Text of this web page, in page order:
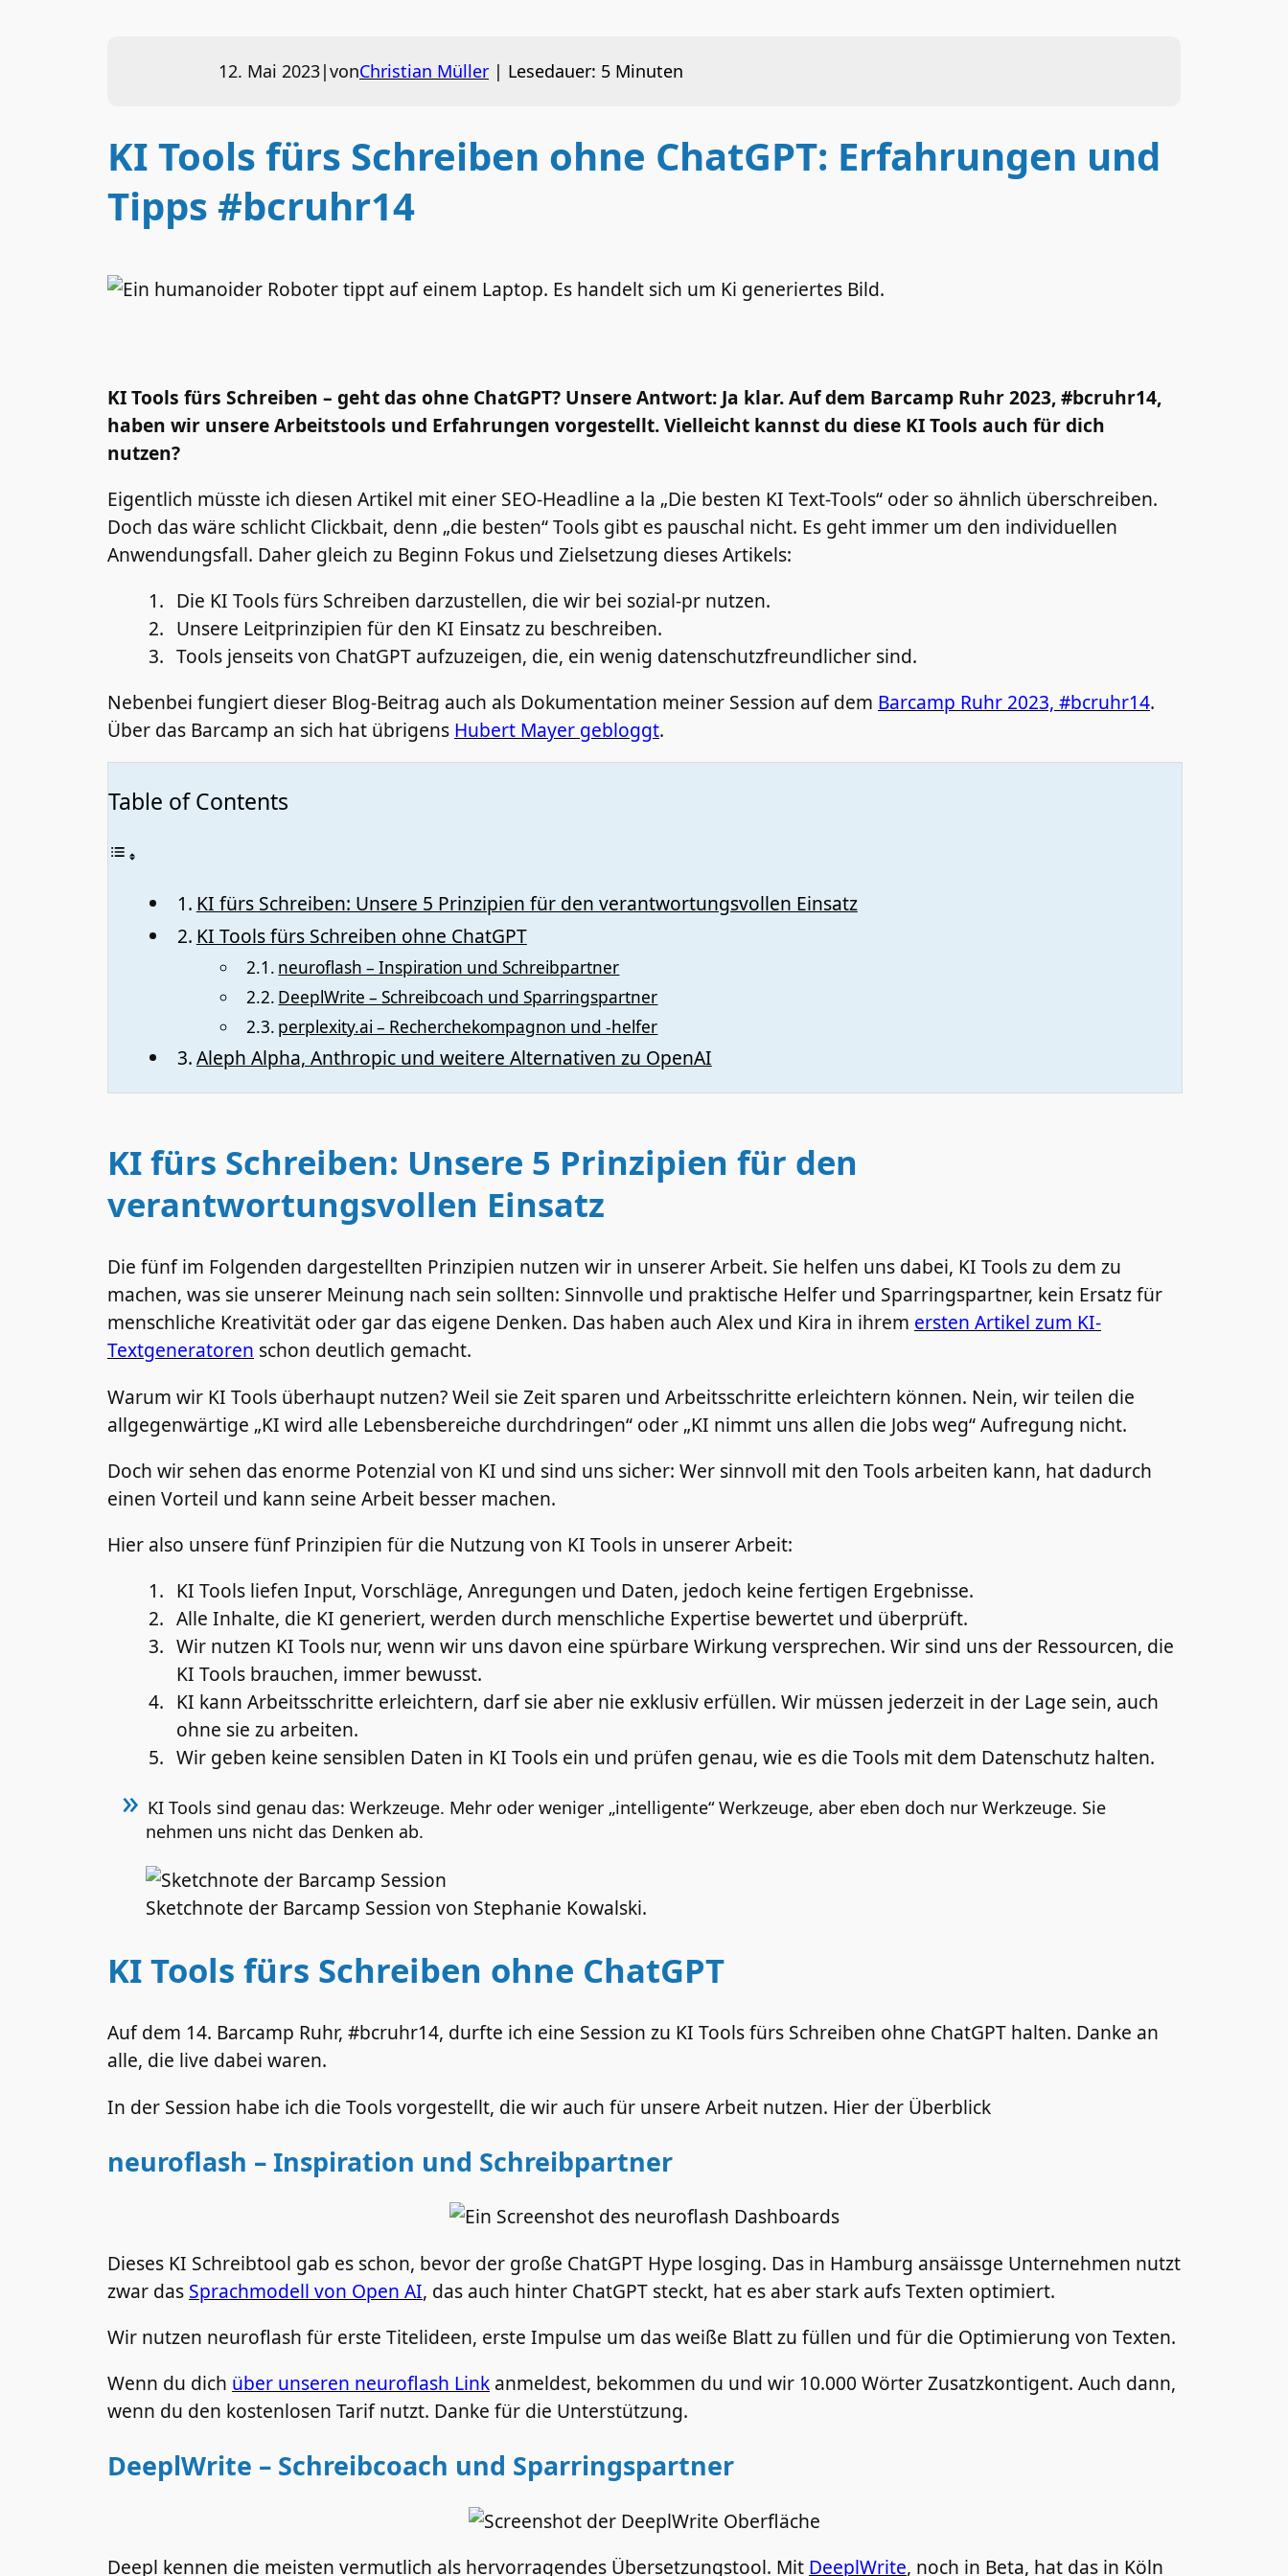
12. Mai 2023|vonChristian Müller | Lesedauer: 5 Minuten
KI Tools fürs Schreiben ohne ChatGPT: Erfahrungen und
Tipps #bcruhr14
KI Tools fürs Schreiben – geht das ohne ChatGPT? Unsere Antwort: Ja klar. Auf dem Barcamp Ruhr 2023, #bcruhr14,
haben wir unsere Arbeitstools und Erfahrungen vorgestellt. Vielleicht kannst du diese KI Tools auch für dich
nutzen?
Eigentlich müsste ich diesen Artikel mit einer SEO-Headline a la „Die besten KI Text-Tools“ oder so ähnlich überschreiben.
Doch das wäre schlicht Clickbait, denn „die besten“ Tools gibt es pauschal nicht. Es geht immer um den individuellen
Anwendungsfall. Daher gleich zu Beginn Fokus und Zielsetzung dieses Artikels:
Die KI Tools fürs Schreiben darzustellen, die wir bei sozial-pr nutzen.
Unsere Leitprinzipien für den KI Einsatz zu beschreiben.
Tools jenseits von ChatGPT aufzuzeigen, die, ein wenig datenschutzfreundlicher sind.
Nebenbei fungiert dieser Blog-Beitrag auch als Dokumentation meiner Session auf dem Barcamp Ruhr 2023, #bcruhr14.
Über das Barcamp an sich hat übrigens Hubert Mayer gebloggt.
Table of Contents
KI fürs Schreiben: Unsere 5 Prinzipien für den verantwortungsvollen Einsatz
KI Tools fürs Schreiben ohne ChatGPT
neuroflash – Inspiration und Schreibpartner
DeeplWrite – Schreibcoach und Sparringspartner
perplexity.ai – Recherchekompagnon und -helfer
Aleph Alpha, Anthropic und weitere Alternativen zu OpenAI
KI fürs Schreiben: Unsere 5 Prinzipien für den
verantwortungsvollen Einsatz
Die fünf im Folgenden dargestellten Prinzipien nutzen wir in unserer Arbeit. Sie helfen uns dabei, KI Tools zu dem zu
machen, was sie unserer Meinung nach sein sollten: Sinnvolle und praktische Helfer und Sparringspartner, kein Ersatz für
menschliche Kreativität oder gar das eigene Denken. Das haben auch Alex und Kira in ihrem ersten Artikel zum KI-
Textgeneratoren schon deutlich gemacht.
Warum wir KI Tools überhaupt nutzen? Weil sie Zeit sparen und Arbeitsschritte erleichtern können. Nein, wir teilen die
allgegenwärtige „KI wird alle Lebensbereiche durchdringen“ oder „KI nimmt uns allen die Jobs weg“ Aufregung nicht.
Doch wir sehen das enorme Potenzial von KI und sind uns sicher: Wer sinnvoll mit den Tools arbeiten kann, hat dadurch
einen Vorteil und kann seine Arbeit besser machen.
Hier also unsere fünf Prinzipien für die Nutzung von KI Tools in unserer Arbeit:
KI Tools liefen Input, Vorschläge, Anregungen und Daten, jedoch keine fertigen Ergebnisse.
Alle Inhalte, die KI generiert, werden durch menschliche Expertise bewertet und überprüft.
Wir nutzen KI Tools nur, wenn wir uns davon eine spürbare Wirkung versprechen. Wir sind uns der Ressourcen, die
KI Tools brauchen, immer bewusst.
KI kann Arbeitsschritte erleichtern, darf sie aber nie exklusiv erfüllen. Wir müssen jederzeit in der Lage sein, auch
ohne sie zu arbeiten.
Wir geben keine sensiblen Daten in KI Tools ein und prüfen genau, wie es die Tools mit dem Datenschutz halten.
KI Tools sind genau das: Werkzeuge. Mehr oder weniger „intelligente“ Werkzeuge, aber eben doch nur Werkzeuge. Sie
nehmen uns nicht das Denken ab.
Sketchnote der Barcamp Session von Stephanie Kowalski.
KI Tools fürs Schreiben ohne ChatGPT
Auf dem 14. Barcamp Ruhr, #bcruhr14, durfte ich eine Session zu KI Tools fürs Schreiben ohne ChatGPT halten. Danke an
alle, die live dabei waren.
In der Session habe ich die Tools vorgestellt, die wir auch für unsere Arbeit nutzen. Hier der Überblick
neuroflash – Inspiration und Schreibpartner
Dieses KI Schreibtool gab es schon, bevor der große ChatGPT Hype losging. Das in Hamburg ansäissge Unternehmen nutzt
zwar das Sprachmodell von Open AI, das auch hinter ChatGPT steckt, hat es aber stark aufs Texten optimiert.
Wir nutzen neuroflash für erste Titelideen, erste Impulse um das weiße Blatt zu füllen und für die Optimierung von Texten.
Wenn du dich über unseren neuroflash Link anmeldest, bekommen du und wir 10.000 Wörter Zusatzkontigent. Auch dann,
wenn du den kostenlosen Tarif nutzt. Danke für die Unterstützung.
DeeplWrite – Schreibcoach und Sparringspartner
Deepl kennen die meisten vermutlich als hervorragendes Übersetzungstool. Mit DeeplWrite, noch in Beta, hat das in Köln